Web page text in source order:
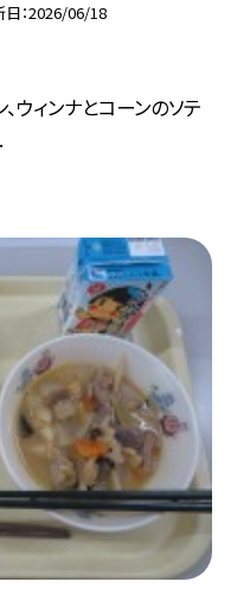
日 2026/06/18
ウィンナとコーンのソテ